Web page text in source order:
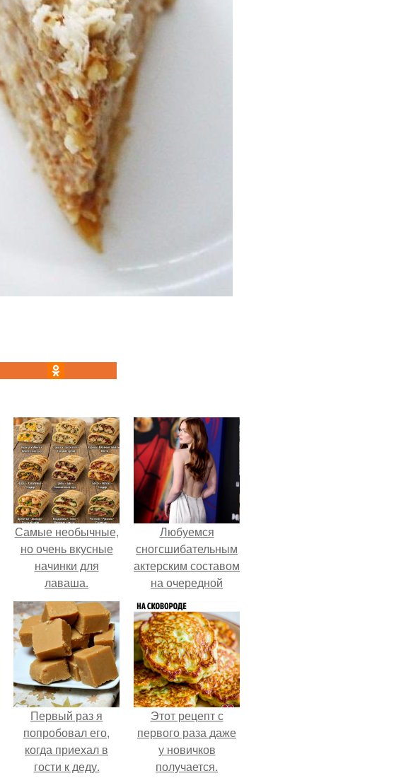
Самые необычные,
но очень вкусные
начинки для
лаваша.
Любуемся
сногсшибательным
актерским составом
на очередной
премьере нового
человека - паука.
Первый раз я
попробовал его,
когда приехал в
гости к деду.
Этот рецепт с
первого раза даже
у новичков
получается.